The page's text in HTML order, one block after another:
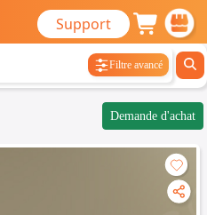
Support
Filtre avancé
Demande d'achat